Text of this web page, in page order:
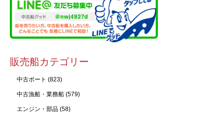
販売船カテゴリー
中古ボート (823)
中古漁船・業務船 (579)
エンジン・部品 (58)